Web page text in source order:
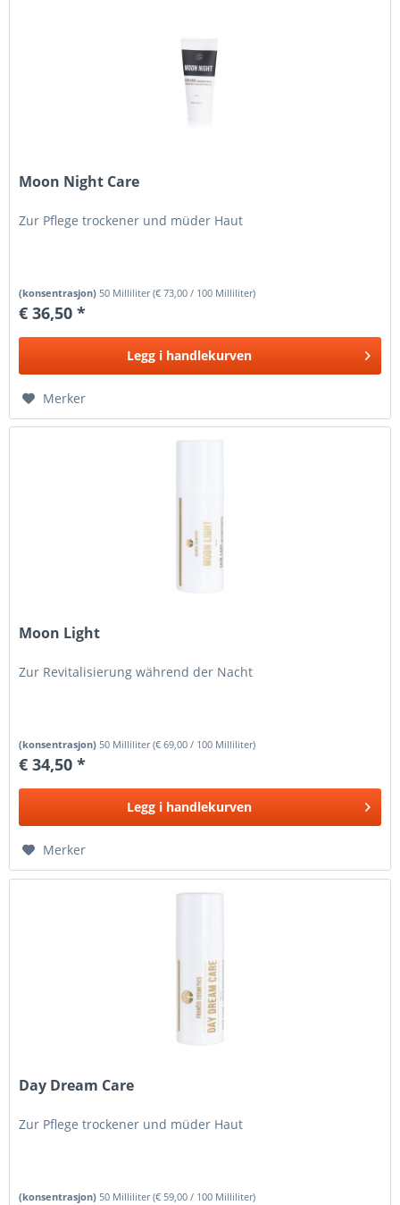
Moon Night Care
Zur Pflege trockener und müder Haut
(konsentrasjon) 50 Milliliter(€ 73,00 / 100 Milliliter)
€ 36,50 *
Legg i handlekurven
Merker
Moon Light
Zur Revitalisierung während der Nacht
(konsentrasjon)50 Milliliter(€ 69,00 / 100 Milliliter)
€ 34,50 *
Legg i handlekurven
Merker
Day Dream Care
Zur Pflege trockener und müder Haut
(konsentrasjon)50 Milliliter(€ 59,00 / 100 Milliliter)